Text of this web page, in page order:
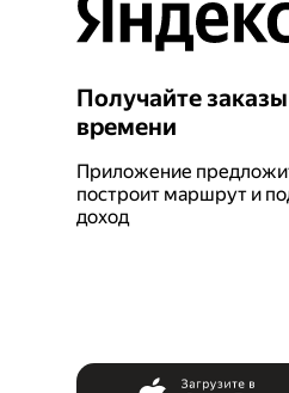
Получайте
времени
Приложение
построит маршрут и
доход